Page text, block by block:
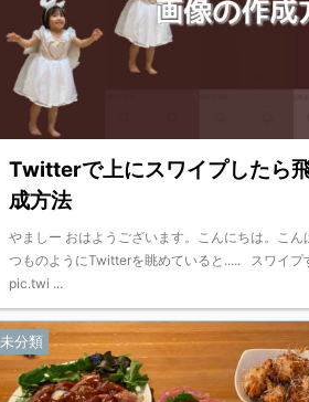
Twitterで上にスワイプしたら
成方法
やましー おはようございます。こんにちは。こ
つものようにTwitterを眺めていると..... スワイプ
pic.twi ...
未分類